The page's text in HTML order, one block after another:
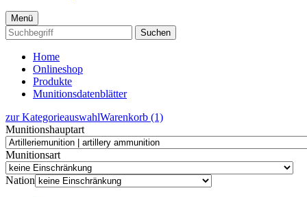
Menü
Suchen
Home
Onlineshop
Produkte
Munitionsdatenblätter
zur KategorieauswahlWarenkorb (1)
Munitionshauptart
Munitionsart
Nation